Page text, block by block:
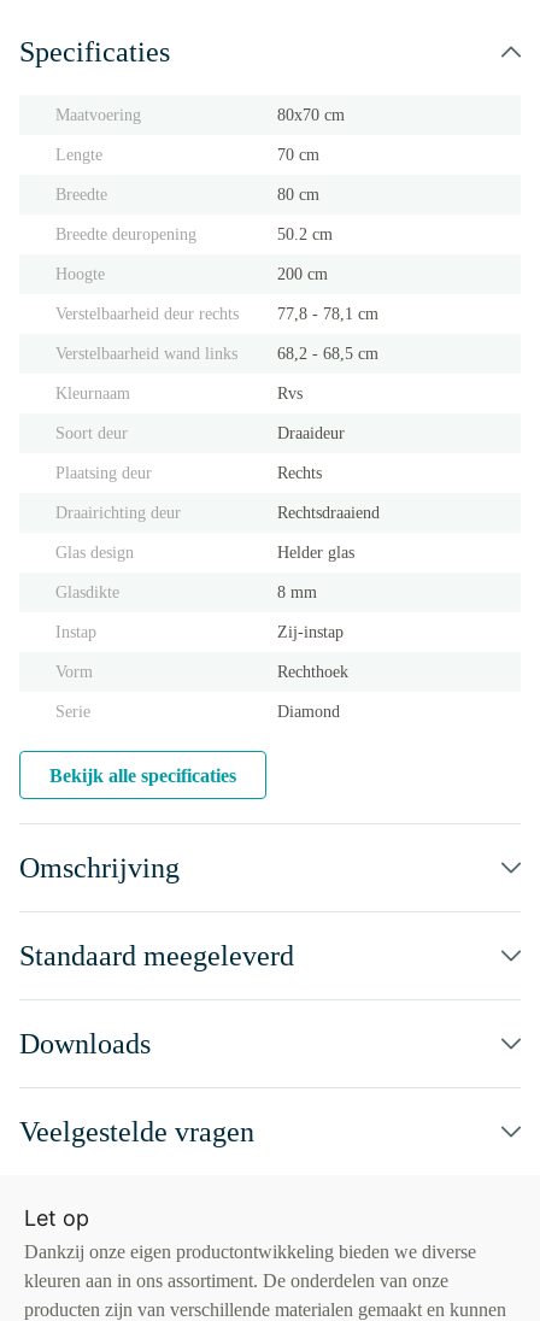
Specificaties
Maatvoering 80x70 cm
Lengte 70 cm
Breedte 80 cm
Breedte deuropening 50.2 cm
Hoogte 200 cm
Verstelbaarheid deur rechts 77,8 - 78,1 cm
Verstelbaarheid wand links 68,2 - 68,5 cm
Kleurnaam Rvs
Soort deur Draaideur
Plaatsing deur Rechts
Draairichting deur Rechtsdraaiend
Glas design Helder glas
Glasdikte 8 mm
Instap Zij-instap
Vorm Rechthoek
Serie Diamond
Bekijk alle specificaties
Omschrijving
Standaard meegeleverd
Downloads
Veelgestelde vragen
Let op
Dankzij onze eigen productontwikkeling bieden we diverse
kleuren aan in ons assortiment. De onderdelen van onze
producten zijn van verschillende materialen gemaakt en kunnen